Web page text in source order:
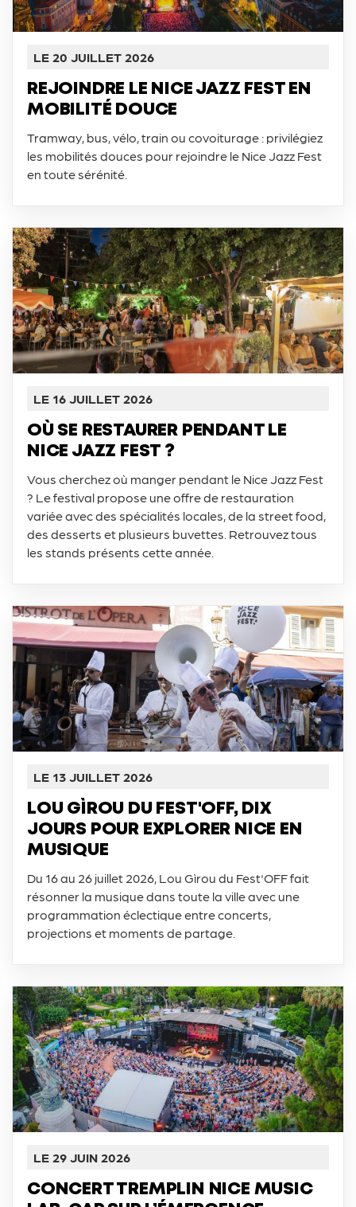
LE 20 JUILLET 2026
REJOINDRE LE NICE JAZZ FEST EN
MOBILITÉ DOUCE
Tramway, bus, vélo, train ou covoiturage : privilégiez
les mobilités douces pour rejoindre le Nice Jazz Fest
en toute sérénité.
LE 16 JUILLET 2026
OÙ SE RESTAURER PENDANT LE
NICE JAZZ FEST ?
Vous cherchez où manger pendant le Nice Jazz Fest
? Le festival propose une offre de restauration
variée avec des spécialités locales, de la street food,
des desserts et plusieurs buvettes. Retrouvez tous
les stands présents cette année.
LE 13 JUILLET 2026
LOU GÌROU DU FEST'OFF, DIX
JOURS POUR EXPLORER NICE EN
MUSIQUE
Du 16 au 26 juillet 2026, Lou Gìrou du Fest'OFF fait
résonner la musique dans toute la ville avec une
programmation éclectique entre concerts,
projections et moments de partage.
LE 29 JUIN 2026
CONCERT TREMPLIN NICE MUSIC